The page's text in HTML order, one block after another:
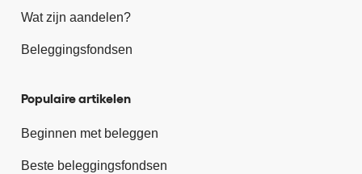
Wat zijn aandelen?
Beleggingsfondsen
Populaire artikelen
Beginnen met beleggen
Beste beleggingsfondsen